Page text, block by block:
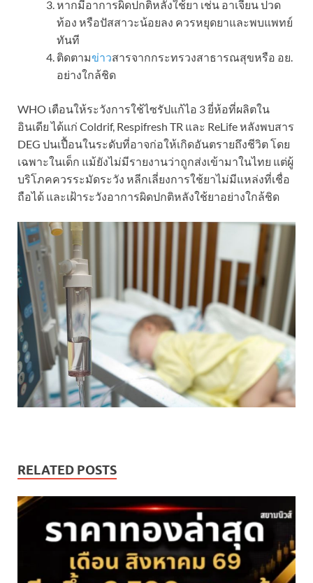
หากมีอาการผิดปกติหลังใช้ยา เช่น อาเจียน ปวด
ท้อง หรือปัสสาวะน้อยลง ควรหยุดยาและพบแพทย์
ทันที
ติดตามข่าวสารจากกระทรวงสาธารณสุขหรือ อย.
อย่างใกล้ชิด
WHO เตือนให้ระวังการใช้ไซรัปแก้ไอ 3 ยี่ห้อที่ผลิตใน
อินเดีย ได้แก่ Coldrif, Respifresh TR และ ReLife หลังพบสาร
DEG ปนเปื้อนในระดับที่อาจก่อให้เกิดอันตรายถึงชีวิต โดย
เฉพาะในเด็ก แม้ยังไม่มีรายงานว่าถูกส่งเข้ามาในไทย แต่ผู้
บริโภคควรระมัดระวัง หลีกเลี่ยงการใช้ยาไม่มีแหล่งที่เชื่อ
ถือได้ และเฝ้าระวังอาการผิดปกติหลังใช้ยาอย่างใกล้ชิด
RELATED POSTS